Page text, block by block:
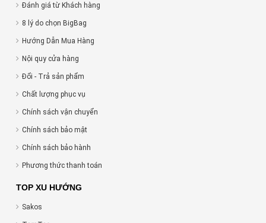
Đánh giá từ Khách hàng
8 lý do chọn BigBag
Hướng Dẫn Mua Hàng
Nội quy cửa hàng
Đổi - Trả sản phẩm
Chất lượng phục vụ
Chính sách vận chuyển
Chính sách bảo mật
Chính sách bảo hành
Phương thức thanh toán
TOP XU HƯỚNG
Sakos